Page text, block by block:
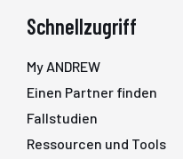
Schnellzugriff
My ANDREW
Einen Partner finden
Fallstudien
Ressourcen und Tools